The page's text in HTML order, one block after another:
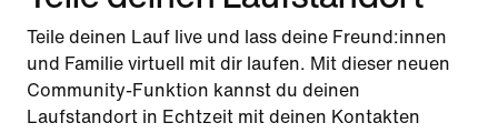
Teile deinen Lauf live und lass deine Freund:innen
und Familie virtuell mit dir laufen. Mit dieser neuen
Community-Funktion kannst du deinen
Laufstandort in Echtzeit mit deinen Kontakten